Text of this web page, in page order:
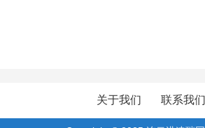
关于我们 联系我们